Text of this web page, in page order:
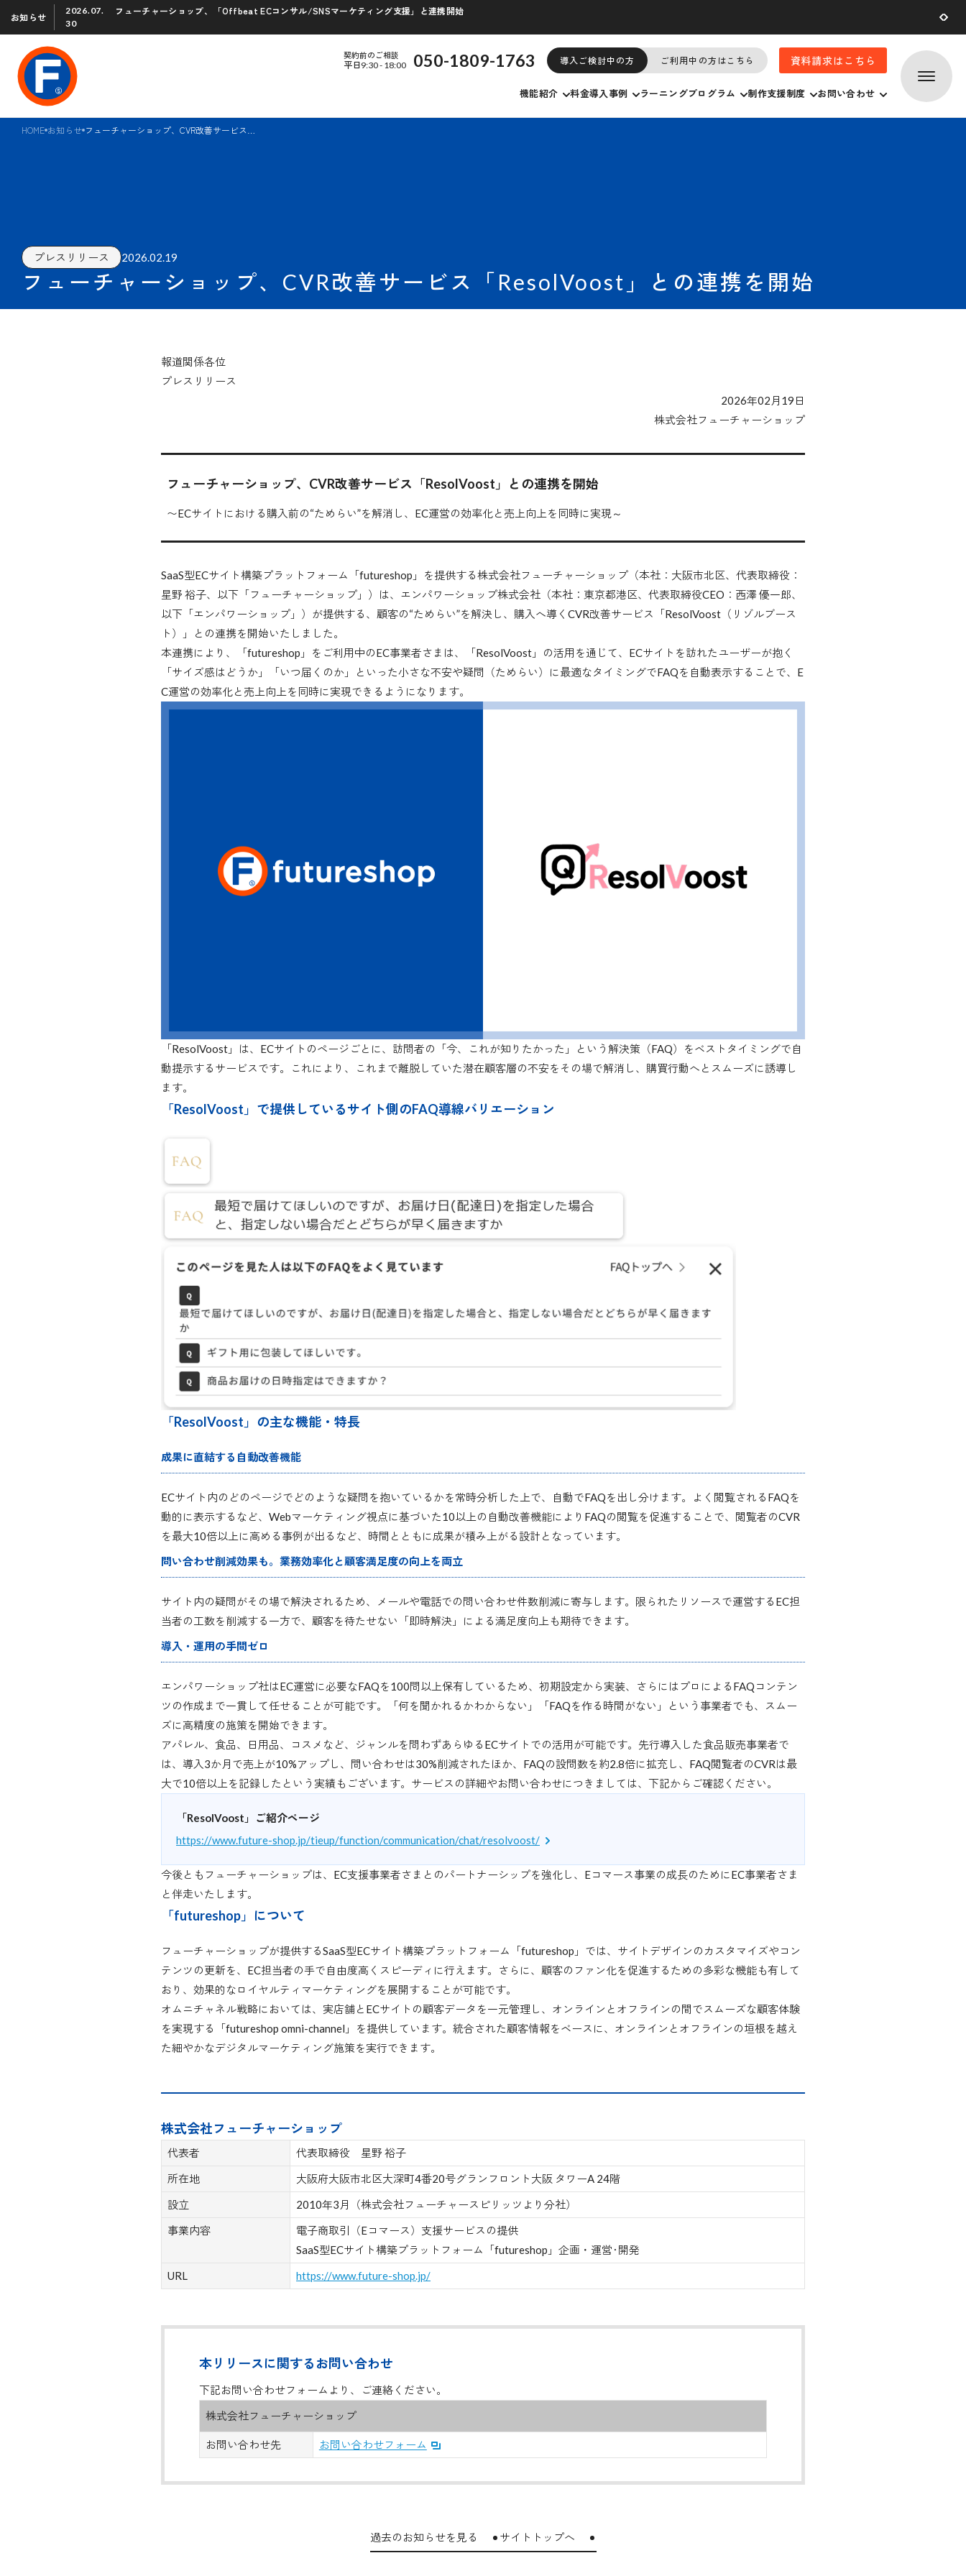
お知らせ
2026.07.
30
フューチャーショップ、「Offbeat ECコンサル/SNSマーケティング支援」と連携開始
契約前のご相談 050-1809-1763
平日9:30 - 18:00 導入ご検討中の方 ご利用中の方はこちら 資料請求はこちら
機能紹介 料金導入事例 ラーニングプログラム 制作支援制度 お問い合わせ
HOME お知らせ
プレスリリース 2026.02.19
フューチャーショップ、CVR改善サービス「ResolVoost」との連携を開始
報道関係各位
プレスリリース
2026年02月19日
株式会社フューチャーショップ
フューチャーショップ、CVR改善サービス「ResolVoost」との連携を開始
〜ECサイトにおける購入前の“ためらい”を解消し、EC運営の効率化と売上向上を同時に実現～
SaaS型ECサイト構築プラットフォーム「futureshop」を提供する株式会社フューチャーショップ（本社：大阪市北区、代表取締役：
星野 裕子、以下「フューチャーショップ」）は、エンパワーショップ株式会社（本社：東京都港区、代表取締役CEO：西澤 優一郎、
以下「エンパワーショップ」）が提供する、顧客の“ためらい”を解決し、購入へ導くCVR改善サービス「ResolVoost（リゾルブース
ト）」との連携を開始いたしました。
本連携により、「futureshop」をご利用中のEC事業者さまは、「ResolVoost」の活用を通じて、ECサイトを訪れたユーザーが抱く
「サイズ感はどうか」「いつ届くのか」といった小さな不安や疑問（ためらい）に最適なタイミングでFAQを自動表示することで、E
C運営の効率化と売上向上を同時に実現できるようになります。
「ResolVoost」は、ECサイトのページごとに、訪問者の「今、これが知りたかった」という解決策（FAQ）をベストタイミングで自
動提示するサービスです。これにより、これまで離脱していた潜在顧客層の不安をその場で解消し、購買行動へとスムーズに誘導し
ます。
「ResolVoost」で提供しているサイト側のFAQ導線バリエーション
「ResolVoost」の主な機能・特長
成果に直結する自動改善機能
ECサイト内のどのページでどのような疑問を抱いているかを常時分析した上で、自動でFAQを出し分けます。よく閲覧されるFAQを
動的に表示するなど、Webマーケティング視点に基づいた10以上の自動改善機能によりFAQの閲覧を促進することで、閲覧者のCVR
を最大10倍以上に高める事例が出るなど、時間とともに成果が積み上がる設計となっています。
問い合わせ削減効果も。業務効率化と顧客満足度の向上を両立
サイト内の疑問がその場で解決されるため、メールや電話での問い合わせ件数削減に寄与します。限られたリソースで運営するEC担
当者の工数を削減する一方で、顧客を待たせない「即時解決」による満足度向上も期待できます。
導入・運用の手間ゼロ
エンパワーショップ社はEC運営に必要なFAQを100問以上保有しているため、初期設定から実装、さらにはプロによるFAQコンテン
ツの作成まで一貫して任せることが可能です。「何を聞かれるかわからない」「FAQを作る時間がない」という事業者でも、スムー
ズに高精度の施策を開始できます。
アパレル、食品、日用品、コスメなど、ジャンルを問わずあらゆるECサイトでの活用が可能です。先行導入した食品販売事業者で
は、導入3か月で売上が10%アップし、問い合わせは30%削減されたほか、FAQの設問数を約2.8倍に拡充し、FAQ閲覧者のCVRは最
大で10倍以上を記録したという実績もございます。サービスの詳細やお問い合わせにつきましては、下記からご確認ください。
「ResolVoost」ご紹介ページ
https://www.future-shop.jp/tieup/function/communication/chat/resolvoost/
今後ともフューチャーショップは、EC支援事業者さまとのパートナーシップを強化し、Eコマース事業の成長のためにEC事業者さま
と伴走いたします。
「futureshop」について
フューチャーショップが提供するSaaS型ECサイト構築プラットフォーム「futureshop」では、サイトデザインのカスタマイズやコン
テンツの更新を、EC担当者の手で自由度高くスピーディに行えます。さらに、顧客のファン化を促進するための多彩な機能も有して
おり、効果的なロイヤルティマーケティングを展開することが可能です。
オムニチャネル戦略においては、実店舗とECサイトの顧客データを一元管理し、オンラインとオフラインの間でスムーズな顧客体験
を実現する「futureshop omni-channel」を提供しています。統合された顧客情報をベースに、オンラインとオフラインの垣根を越え
た細やかなデジタルマーケティング施策を実行できます。
株式会社フューチャーショップ
代表者
代表取締役 星野 裕子
所在地
大阪府大阪市北区大深町4番20号グランフロント大阪 タワーA 24階
設立
2010年3月（株式会社フューチャースピリッツより分社）
事業内容
電子商取引（Eコマース）支援サービスの提供
SaaS型ECサイト構築プラットフォーム「futureshop」企画・運営･開発
URL
https://www.future-shop.jp/
本リリースに関するお問い合わせ
下記お問い合わせフォームより、ご連絡ください。
株式会社フューチャーショップ
お問い合わせ先 お問い合わせフォーム
過去のお知らせを見る サイトトップへ